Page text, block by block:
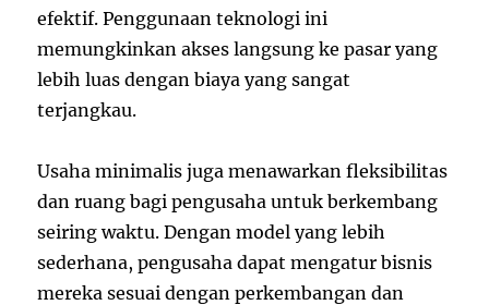
efektif. Penggunaan teknologi ini
memungkinkan akses langsung ke pasar yang
lebih luas dengan biaya yang sangat
terjangkau.
Usaha minimalis juga menawarkan fleksibilitas
dan ruang bagi pengusaha untuk berkembang
seiring waktu. Dengan model yang lebih
sederhana, pengusaha dapat mengatur bisnis
mereka sesuai dengan perkembangan dan